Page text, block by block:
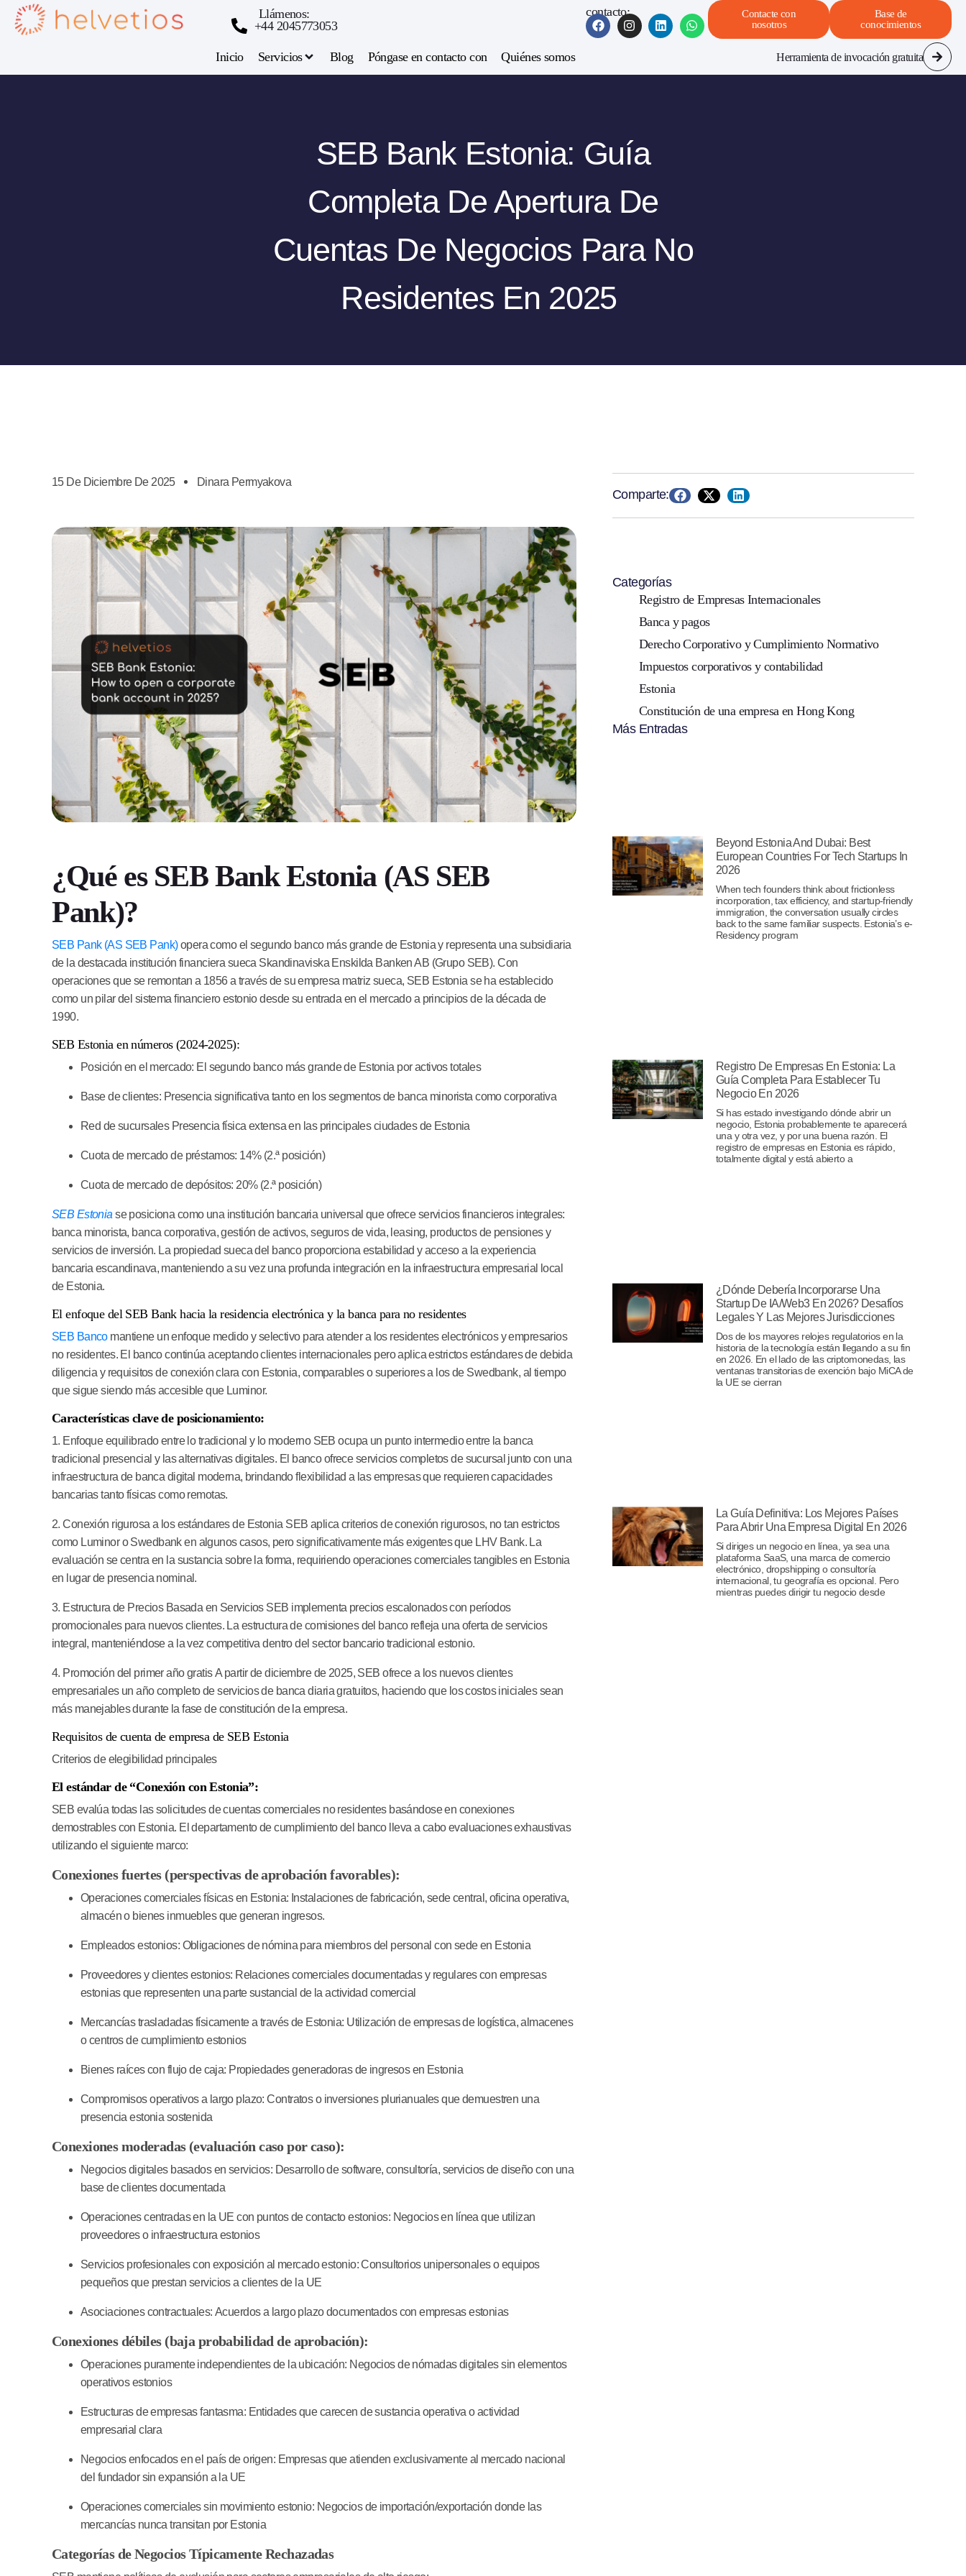
Llámenos:
+44 2045773053
contacto:
Contacte con
nosotros
Base de
conocimientos
Inicio Servicios Blog Póngase en contacto con Quiénes somos Herramienta de invocación gratuita
SEB Bank Estonia: Guía
Completa De Apertura De
Cuentas De Negocios Para No
Residentes En 2025
15 De Diciembre De 2025 Dinara Permyakova
¿Qué es SEB Bank Estonia (AS SEB
Pank)?
SEB Pank (AS SEB Pank)opera como el segundo banco más grande de Estonia y representa una subsidiaria
de la destacada institución financiera sueca Skandinaviska Enskilda Banken AB (Grupo SEB). Con
operaciones que se remontan a 1856 a través de su empresa matriz sueca, SEB Estonia se ha establecido
como un pilar del sistema financiero estonio desde su entrada en el mercado a principios de la década de
1990.
SEB Estonia en números (2024-2025):
Posición en el mercado: El segundo banco más grande de Estonia por activos totales
Base de clientes: Presencia significativa tanto en los segmentos de banca minorista como corporativa
Red de sucursalesPresencia física extensa en las principales ciudades de Estonia
Cuota de mercado de préstamos: 14% (2.ª posición)
Cuota de mercado de depósitos: 20% (2.ª posición)
SEB Estoniase posiciona como una institución bancaria universal que ofrece servicios financieros integrales:
banca minorista, banca corporativa, gestión de activos, seguros de vida, leasing, productos de pensiones y
servicios de inversión. La propiedad sueca del banco proporciona estabilidad y acceso a la experiencia
bancaria escandinava, manteniendo a su vez una profunda integración en la infraestructura empresarial local
de Estonia.
El enfoque del SEB Bank hacia la residencia electrónica y la banca para no residentes
SEB Bancomantiene un enfoque medido y selectivo para atender a los residentes electrónicos y empresarios
no residentes. El banco continúa aceptando clientes internacionales pero aplica estrictos estándares de debida
diligencia y requisitos de conexión clara con Estonia, comparables o superiores a los de Swedbank, al tiempo
que sigue siendo más accesible que Luminor.
Características clave de posicionamiento:
1. Enfoque equilibrado entre lo tradicional y lo modernoSEB ocupa un punto intermedio entre la banca
tradicional presencial y las alternativas digitales. El banco ofrece servicios completos de sucursal junto con una
infraestructura de banca digital moderna, brindando flexibilidad a las empresas que requieren capacidades
bancarias tanto físicas como remotas.
2. Conexión rigurosa a los estándares de Estonia SEB aplica criterios de conexión rigurosos, no tan estrictos
como Luminor o Swedbank en algunos casos, pero significativamente más exigentes que LHV Bank. La
evaluación se centra en la sustancia sobre la forma, requiriendo operaciones comerciales tangibles en Estonia
en lugar de presencia nominal.
3. Estructura de Precios Basada en ServiciosSEB implementa precios escalonados con períodos
promocionales para nuevos clientes. La estructura de comisiones del banco refleja una oferta de servicios
integral, manteniéndose a la vez competitiva dentro del sector bancario tradicional estonio.
4. Promoción del primer año gratisA partir de diciembre de 2025, SEB ofrece a los nuevos clientes
empresariales un año completo de servicios de banca diaria gratuitos, haciendo que los costos iniciales sean
más manejables durante la fase de constitución de la empresa.
Requisitos de cuenta de empresa de SEB Estonia
Criterios de elegibilidad principales
El estándar de “Conexión con Estonia”:
SEB evalúa todas las solicitudes de cuentas comerciales no residentes basándose en conexiones
demostrables con Estonia. El departamento de cumplimiento del banco lleva a cabo evaluaciones exhaustivas
utilizando el siguiente marco:
Conexiones fuertes (perspectivas de aprobación favorables):
Operaciones comerciales físicas en Estonia: Instalaciones de fabricación, sede central, oficina operativa,
almacén o bienes inmuebles que generan ingresos.
Empleados estonios: Obligaciones de nómina para miembros del personal con sede en Estonia
Proveedores y clientes estonios: Relaciones comerciales documentadas y regulares con empresas
estonias que representen una parte sustancial de la actividad comercial
Mercancías trasladadas físicamente a través de Estonia: Utilización de empresas de logística, almacenes
o centros de cumplimiento estonios
Bienes raíces con flujo de caja: Propiedades generadoras de ingresos en Estonia
Compromisos operativos a largo plazo: Contratos o inversiones plurianuales que demuestren una
presencia estonia sostenida
Conexiones moderadas (evaluación caso por caso):
Negocios digitales basados en servicios: Desarrollo de software, consultoría, servicios de diseño con una
base de clientes documentada
Operaciones centradas en la UE con puntos de contacto estonios: Negocios en línea que utilizan
proveedores o infraestructura estonios
Servicios profesionales con exposición al mercado estonio:Consultorios unipersonales o equipos
pequeños que prestan servicios a clientes de la UE
Asociaciones contractuales: Acuerdos a largo plazo documentados con empresas estonias
Conexiones débiles (baja probabilidad de aprobación):
Operaciones puramente independientes de la ubicación: Negocios de nómadas digitales sin elementos
operativos estonios
Estructuras de empresas fantasma: Entidades que carecen de sustancia operativa o actividad
empresarial clara
Negocios enfocados en el país de origen: Empresas que atienden exclusivamente al mercado nacional
del fundador sin expansión a la UE
Operaciones comerciales sin movimiento estonio: Negocios de importación/exportación donde las
mercancías nunca transitan por Estonia
Categorías de Negocios Típicamente Rechazadas
Comparte:
Categorías
Registro de Empresas Internacionales
Banca y pagos
Derecho Corporativo y Cumplimiento Normativo
Impuestos corporativos y contabilidad
Estonia
Constitución de una empresa en Hong Kong
Más Entradas
Beyond Estonia And Dubai: Best
European Countries For Tech Startups In
2026
When tech founders think about frictionless
incorporation, tax efficiency, and startup-friendly
immigration, the conversation usually circles
back to the same familiar suspects. Estonia’s e-
Residency program
Registro De Empresas En Estonia: La
Guía Completa Para Establecer Tu
Negocio En 2026
Si has estado investigando dónde abrir un
negocio, Estonia probablemente te aparecerá
una y otra vez, y por una buena razón. El
registro de empresas en Estonia es rápido,
totalmente digital y está abierto a
¿Dónde Debería Incorporarse Una
Startup De IA/Web3 En 2026? Desafíos
Legales Y Las Mejores Jurisdicciones
Dos de los mayores relojes regulatorios en la
historia de la tecnología están llegando a su fin
en 2026. En el lado de las criptomonedas, las
ventanas transitorias de exención bajo MiCA de
la UE se cierran
La Guía Definitiva: Los Mejores Países
Para Abrir Una Empresa Digital En 2026
Si diriges un negocio en línea, ya sea una
plataforma SaaS, una marca de comercio
electrónico, dropshipping o consultoría
internacional, tu geografía es opcional. Pero
mientras puedes dirigir tu negocio desde